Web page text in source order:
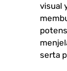
visual
serta